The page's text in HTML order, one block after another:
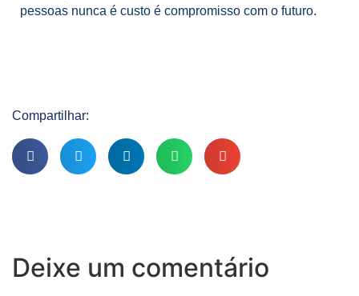
pessoas nunca é custo é compromisso com o futuro.
Compartilhar:
Deixe um comentário